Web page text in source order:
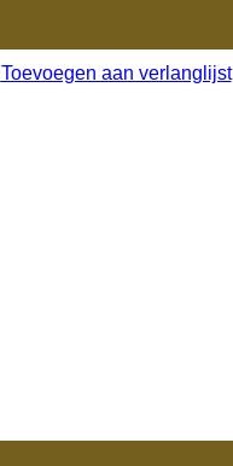
Toevoegen aan verlanglijst